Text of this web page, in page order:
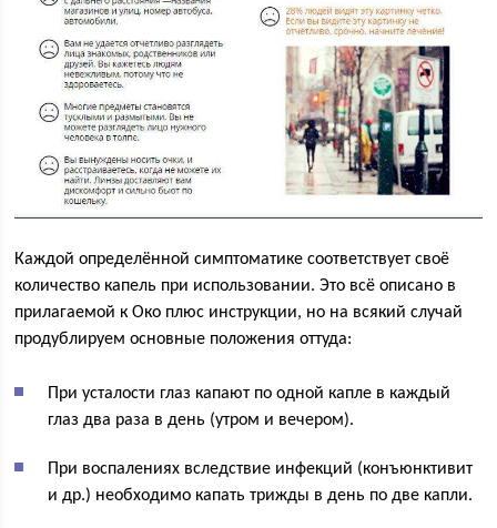
Каждой определённой симптоматике соответствует своё
количество капель при использовании. Это всё описано в
прилагаемой к Око плюс инструкции, но на всякий случай
продублируем основные положения оттуда:
При усталости глаз капают по одной капле в каждый
глаз два раза в день (утром и вечером).
При воспалениях вследствие инфекций (конъюнктивит
и др.) необходимо капать трижды в день по две капли.